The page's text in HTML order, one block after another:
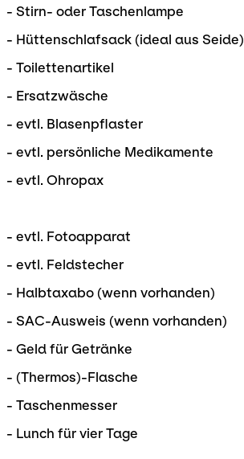
- Stirn- oder Taschenlampe
- Hüttenschlafsack (ideal aus Seide)
- Toilettenartikel
- Ersatzwäsche
- evtl. Blasenpflaster
- evtl. persönliche Medikamente
- evtl. Ohropax
- evtl. Fotoapparat
- evtl. Feldstecher
- Halbtaxabo (wenn vorhanden)
- SAC-Ausweis (wenn vorhanden)
- Geld für Getränke
- (Thermos)-Flasche
- Taschenmesser
- Lunch für vier Tage